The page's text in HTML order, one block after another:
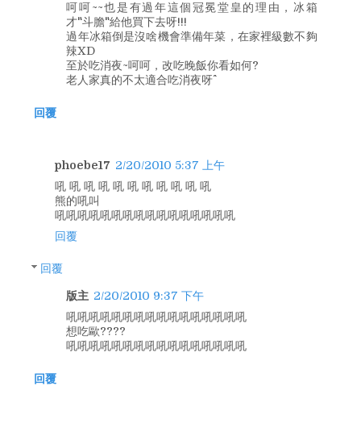
呵呵~~也是有過年這個冠冕堂皇的理由，冰箱
才"斗膽"給他買下去呀!!!
過年冰箱倒是沒啥機會準備年菜，在家裡級數不夠
辣XD
至於吃消夜~呵呵，改吃晚飯你看如何?
老人家真的不太適合吃消夜呀^^
回覆
phoebe17 2/20/2010 5:37 上午
吼 吼 吼 吼 吼 吼 吼 吼 吼 吼 吼
熊的吼叫
吼吼吼吼吼吼吼吼吼吼吼吼吼吼吼吼
回覆
回覆
版主 2/20/2010 9:37 下午
吼吼吼吼吼吼吼吼吼吼吼吼吼吼吼吼
想吃歐????
吼吼吼吼吼吼吼吼吼吼吼吼吼吼吼吼
回覆